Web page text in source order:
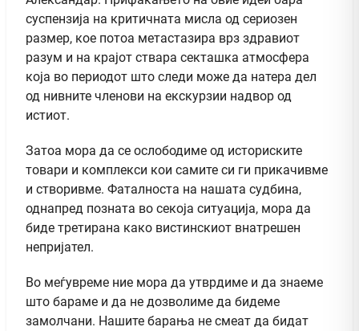
суспензија на критичната мисла од сериозен
размер, кое потоа метастазира врз здравиот
разум и на крајот ствара секташка атмосфера
која во периодот што следи може да натера дел
од нивните членови на екскурзии надвор од
истиот.
Затоа мора да се ослободиме од историските
товари и комплекси кои самите си ги прикачивме
и створивме. Фаталноста на нашата судбина,
однапред позната во секоја ситуација, мора да
биде третирана како вистинскиот внатрешен
непријател.
Во меѓувреме ние мора да утврдиме и да знаеме
што бараме и да не дозволиме да бидеме
замолчани. Нашите барања не смеат да бидат